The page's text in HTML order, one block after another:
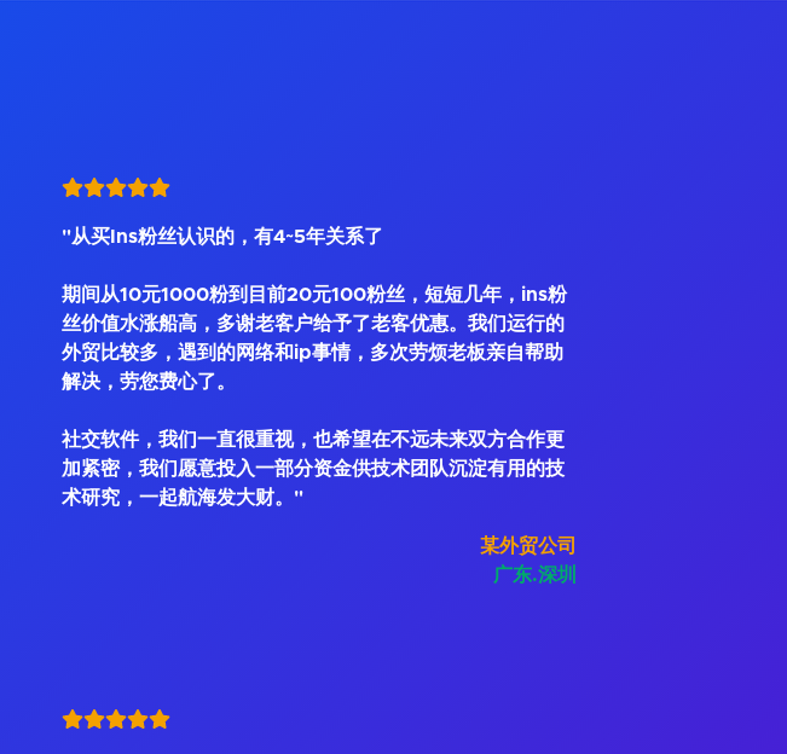
"从买Ins粉丝认识的，有4~5年关系了
期间从10元1000粉到目前20元100粉丝，短短几年，ins粉
丝价值水涨船高，多谢老客户给予了老客优惠。我们运行的
外贸比较多，遇到的网络和ip事情，多次劳烦老板亲自帮助
解决，劳您费心了。
社交软件，我们一直很重视，也希望在不远未来双方合作更
加紧密，我们愿意投入一部分资金供技术团队沉淀有用的技
术研究，一起航海发大财。"
某外贸公司
广东.深圳